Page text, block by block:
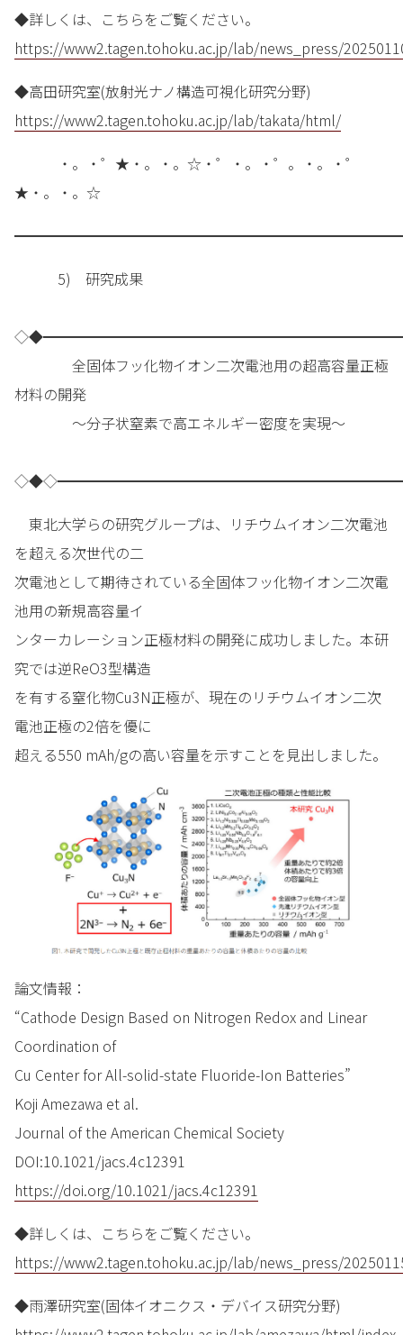
◆詳しくは、こちらをご覧ください。
https://www2.tagen.tohoku.ac.jp/lab/news_press/
◆高田研究室(放射光ナノ構造可視化研究分野)
https://www2.tagen.tohoku.ac.jp/lab/takata/html/
・。・゜★・。・。☆・゜・。・゜。・。・゜
★・。・。☆
5) 研究成果
全固体フッ化物イオン二次電池用の超高容量正極
材料の開発
～分子状窒素で高エネルギー密度を実現～
東北大学らの研究グループは、リチウムイオン二次電池
を超える次世代の二
次電池として期待されている全固体フッ化物イオン二次電
池用の新規高容量イ
ンターカレーション正極材料の開発に成功しました。本研
究では逆ReO3型構造
を有する窒化物Cu3N正極が、現在のリチウムイオン二次
電池正極の2倍を優に
超える550 mAh/gの高い容量を示すことを見出しました。
論文情報：
“Cathode Design Based on Nitrogen Redox and Linear
Coordination of
Cu Center for All-solid-state Fluoride-Ion Batteries”
Koji Amezawa et al.
Journal of the American Chemical Society
DOI:10.1021/jacs.4c12391
https://doi.org/10.1021/jacs.4c12391
◆詳しくは、こちらをご覧ください。
https://www2.tagen.tohoku.ac.jp/lab/news_press/
◆雨澤研究室(固体イオニクス・デバイス研究分野)